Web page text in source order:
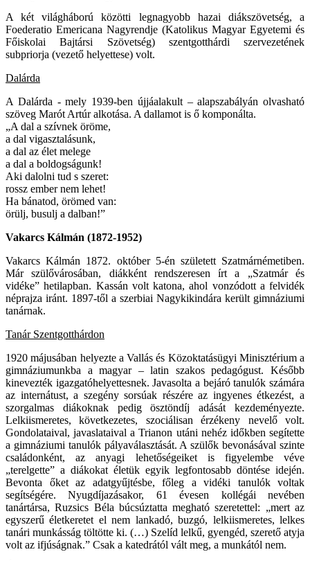
A két világháború közötti legnagyobb hazai diákszövetség, a
Foederatio Emericana Nagyrendje (Katolikus Magyar Egyetemi és
Főiskolai Bajtársi Szövetség) szentgotthárdi szervezetének
subpriorja (vezető helyettese) volt.
Dalárda
A Dalárda - mely 1939-ben újjáalakult – alapszabályán olvasható
szöveg Marót Artúr alkotása. A dallamot is ő komponálta.
„A dal a szívnek öröme,
a dal vigasztalásunk,
a dal az élet melege
a dal a boldogságunk!
Aki dalolni tud s szeret:
rossz ember nem lehet!
Ha bánatod, örömed van:
örülj, busulj a dalban!”
Vakarcs Kálmán (1872-1952)
Vakarcs Kálmán 1872. október 5-én született Szatmárnémetiben.
Már szülővárosában, diákként rendszeresen írt a „Szatmár és
vidéke” hetilapban. Kassán volt katona, ahol vonzódott a felvidék
néprajza iránt. 1897-től a szerbiai Nagykikindára került gimnáziumi
tanárnak.
Tanár Szentgotthárdon
1920 májusában helyezte a Vallás és Közoktatásügyi Minisztérium a
gimnáziumunkba a magyar – latin szakos pedagógust. Később
kinevezték igazgatóhelyettesnek. Javasolta a bejáró tanulók számára
az internátust, a szegény sorsúak részére az ingyenes étkezést, a
szorgalmas diákoknak pedig ösztöndíj adását kezdeményezte.
Lelkiismeretes, következetes, szociálisan érzékeny nevelő volt.
Gondolataival, javaslataival a Trianon utáni nehéz időkben segítette
a gimnáziumi tanulók pályaválasztását. A szülők bevonásával szinte
családonként, az anyagi lehetőségeiket is figyelembe véve
„terelgette” a diákokat életük egyik legfontosabb döntése idején.
Bevonta őket az adatgyűjtésbe, főleg a vidéki tanulók voltak
segítségére. Nyugdíjazásakor, 61 évesen kollégái nevében
tanártársa, Ruzsics Béla búcsúztatta megható szeretettel: „mert az
egyszerű életkeretet el nem lankadó, buzgó, lelkiismeretes, lelkes
tanári munkásság töltötte ki. (…) Szelíd lelkű, gyengéd, szerető atyja
volt az ifjúságnak.” Csak a katedrától vált meg, a munkától nem.